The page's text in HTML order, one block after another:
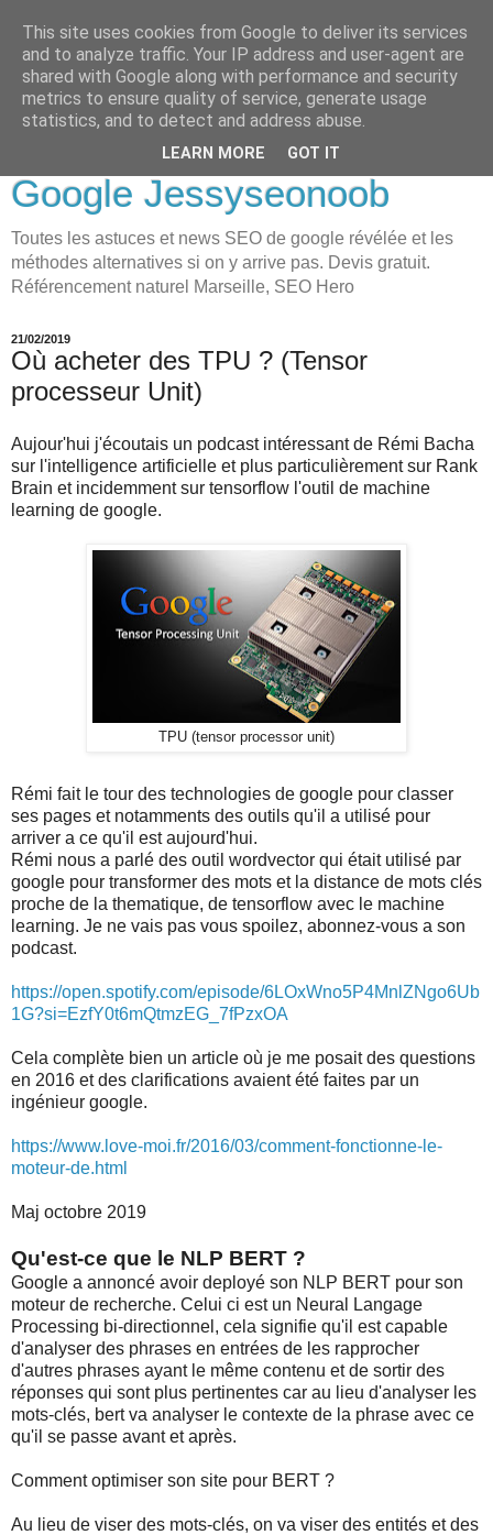
LOVE-MOI
Seo Holistique, Consultant
SEO Marseille visibilité
Google Jessyseonoob
Toutes les astuces et news SEO de google révélée et les
méthodes alternatives si on y arrive pas. Devis gratuit.
Référencement naturel Marseille, SEO Hero
21/02/2019
Où acheter des TPU ? (Tensor
processeur Unit)
Aujour'hui j'écoutais un podcast intéressant de Rémi Bacha
sur l'intelligence artificielle et plus particulièrement sur Rank
Brain et incidemment sur tensorflow l'outil de machine
learning de google.
TPU (tensor processor unit)
Rémi fait le tour des technologies de google pour classer
ses pages et notamments des outils qu'il a utilisé pour
arriver a ce qu'il est aujourd'hui.
Rémi nous a parlé des outil wordvector qui était utilisé par
google pour transformer des mots et la distance de mots clés
proche de la thematique, de tensorflow avec le machine
learning. Je ne vais pas vous spoilez, abonnez-vous a son
podcast.
https://open.spotify.com/episode/6LOxWno5P4MnlZNgo6Ub
1G?si=EzfY0t6mQtmzEG_7fPzxOA
Cela complète bien un article où je me posait des questions
en 2016 et des clarifications avaient été faites par un
ingénieur google.
https://www.love-moi.fr/2016/03/comment-fonctionne-le-
moteur-de.html
Maj octobre 2019
Qu'est-ce que le NLP BERT ?
Google a annoncé avoir deployé son NLP BERT pour son
moteur de recherche. Celui ci est un Neural Langage
Processing bi-directionnel, cela signifie qu'il est capable
d'analyser des phrases en entrées de les rapprocher
d'autres phrases ayant le même contenu et de sortir des
réponses qui sont plus pertinentes car au lieu d'analyser les
mots-clés, bert va analyser le contexte de la phrase avec ce
qu'il se passe avant et après.
Comment optimiser son site pour BERT ?
Au lieu de viser des mots-clés, on va viser des entités et des
This site uses cookies from Google to deliver its services
and to analyze traffic. Your IP address and user-agent are
shared with Google along with performance and security
metrics to ensure quality of service, generate usage
statistics, and to detect and address abuse.
LEARN MORE GOT IT